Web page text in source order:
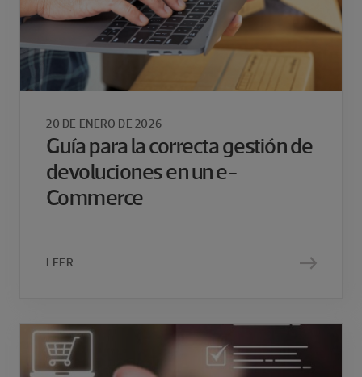
20 DE ENERO DE 2026
Guía para la correcta gestión de
devoluciones en un e-
Commerce
LEER